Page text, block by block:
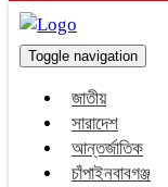
Toggle navigation
জাতীয়
সারাদেশ
আন্তর্জাতিক
চাঁপাইনবাবগঞ্জ